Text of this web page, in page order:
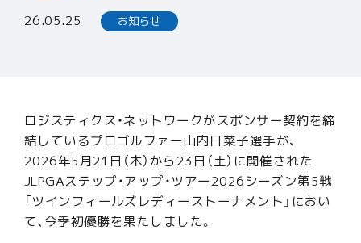
リテール事業
事例紹介
会社情報
企業経営理念
会社概要
沿革
26.05.25 お知らせ
ロジスティクス・ネットワークがスポンサー契約を締
結しているプロゴルファー山内日菜子選手が、
2026年5月21日（木）から23日（土）に開催された
JLPGAステップ・アップ・ツアー2026シーズン第5戦
「ツインフィールズレディーストーナメント」におい
て、今季初優勝を果たしました。